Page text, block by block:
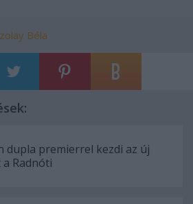
Béla
dupla premierrel kezdi az új
a Radnóti